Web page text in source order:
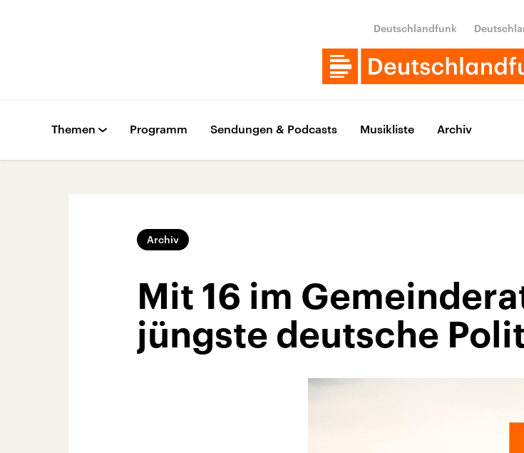
Deutschlandfunk
Themen Programm Sendungen & Podcasts Musikliste Archiv
Archiv
Mit 16 im
jüngste deutsche